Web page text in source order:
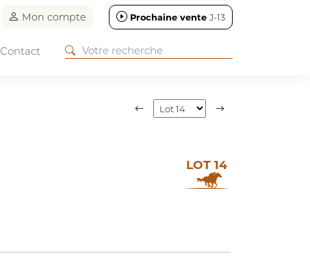
Mon compte Prochaine vente J-13
Contact
LOT 14